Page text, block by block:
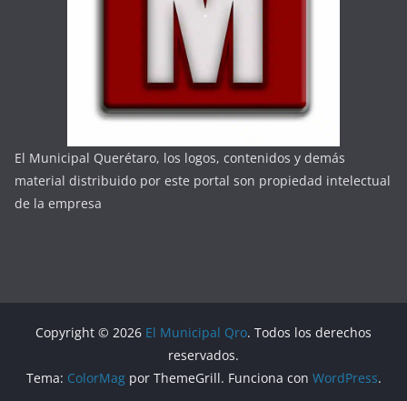
El Municipal Querétaro, los logos, contenidos y demás
material distribuido por este portal son propiedad intelectual
de la empresa
Copyright © 2026 El Municipal Qro. Todos los derechos
reservados.
Tema: ColorMagpor ThemeGrill. Funciona con WordPress.